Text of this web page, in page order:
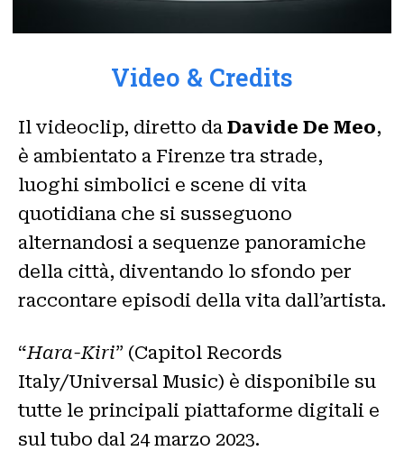
Video & Credits
Il videoclip, diretto da Davide De Meo,
è ambientato a Firenze tra strade,
luoghi simbolici e scene di vita
quotidiana che si susseguono
alternandosi a sequenze panoramiche
della città, diventando lo sfondo per
raccontare episodi della vita dall’artista.
“Hara-Kiri” (Capitol Records
Italy/Universal Music) è disponibile su
tutte le principali piattaforme digitali e
sul tubo dal 24 marzo 2023.